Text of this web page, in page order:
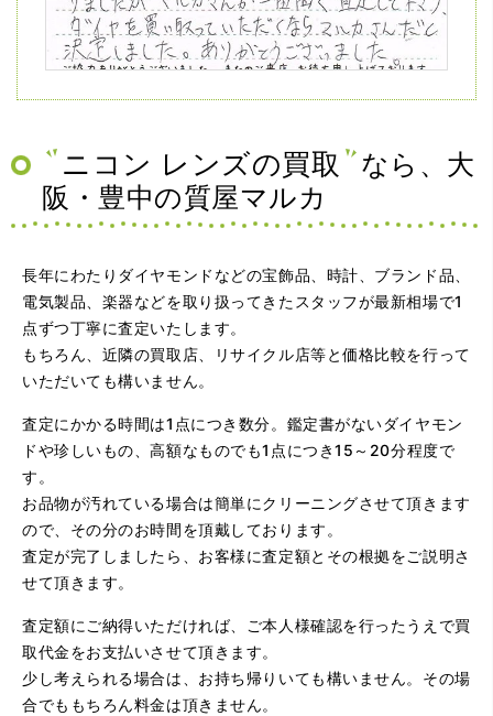
（大阪府大阪市）問い合わせから非常に分かり易く、安心
りました。
（大阪府大阪市）とてもプロな鑑定士さんがいて的確にア
ドバイスや買取りを暖かい人柄で行ってくれます。 親切に
なって頂いてありがとうございます! お店の雰囲気もやらし
さがなく、とても入ってゆっくりできる落ちついた敷居の
高いお店です。また鑑定士さんに会いたいです。
ニコン レンズの買取
なら、大
阪・豊中の質屋マルカ
長年にわたりダイヤモンドなどの宝飾品、時計、ブランド品、
電気製品、楽器などを取り扱ってきたスタッフが最新相場で1
点ずつ丁寧に査定いたします。
もちろん、近隣の買取店、リサイクル店等と価格比較を行って
いただいても構いません。
査定にかかる時間は1点につき数分。鑑定書がないダイヤモン
ドや珍しいもの、高額なものでも1点につき15～20分程度で
す。
お品物が汚れている場合は簡単にクリーニングさせて頂きます
ので、その分のお時間を頂戴しております。
査定が完了しましたら、お客様に査定額とその根拠をご説明さ
せて頂きます。
査定額にご納得いただければ、ご本人様確認を行ったうえで買
取代金をお支払いさせて頂きます。
少し考えられる場合は、お持ち帰りいても構いません。その場
合でももちろん料金は頂きません。